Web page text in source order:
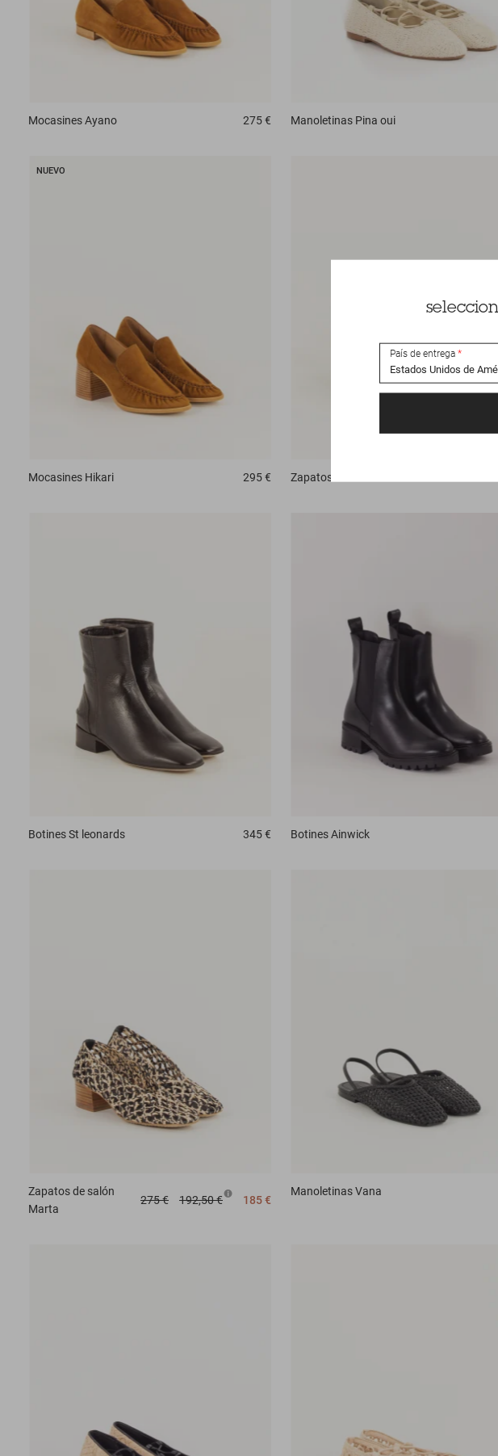
MocasinesAyano 275 € Manoletinas Pina oui
NUEVO
Mocasines Hikari 295 € Zapatos derbie
BotinesSt leonards 345 € Botines Ainwick
Zapatos de salón
Marta
275 € 192,50 € 185 €
Manoletinas Vana
País de entrega